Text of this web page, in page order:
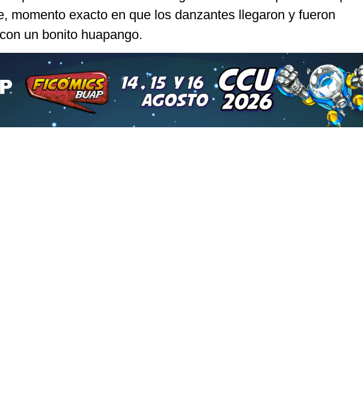
momento exacto en que los danzantes llegaron y fueron
un bonito huapango.